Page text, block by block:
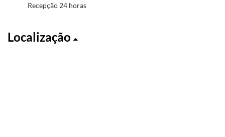
Recepção 24 horas
Localização